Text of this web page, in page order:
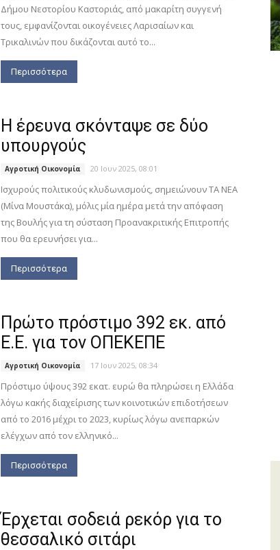
Δήμου Νεστορίου Καστοριάς, από μακαρίτη συγγενή
τους, εμφανίζονται οικογένειες Λαρισαίων και
Τρικαλινών που δικάζονται αυτό το...
Περισσότερα
Η έρευνα σκόνταψε σε δύο
υπουργούς
Αγροτική Οικονομία 20 Ιουν 2025, 08:01
Ισχυρούς πολιτικούς κλυδωνισμούς, σημειώνουν ΤΑ ΝΕΑ
(Μίνα Μουστάκα), μόλις μία ημέρα μετά την απόφαση
της Βουλής για τη σύσταση Προανακριτικής Επιτροπής
που θα ερευνήσει για...
Περισσότερα
Πρώτο πρόστιμο 392 εκ. από
Ε.Ε. για τον ΟΠΕΚΕΠΕ
Αγροτική Οικονομία 17 Ιουν 2025, 08:34
Πρόστιµο ύψους 392 εκατ. ευρώ θα πληρώσει η Ελλάδα
λόγω κακής διαχείρισης των κοινοτικών επιδοτήσεων
από το 2016 µέχρι το 2023, κυρίως λόγω ανεπαρκών
ελέγχων από τον ελληνικό...
Περισσότερα
Έρχεται σοδειά ρεκόρ για το
θεσσαλικό σιτάρι